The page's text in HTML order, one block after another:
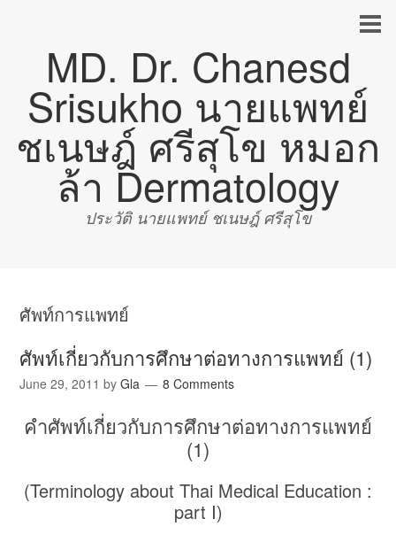
MD. Dr. Chanesd
Srisukho นายแพทย์
ชเนษฎ์ ศรีสุโข หมอก
ล้า Dermatology
ประวัติ นายแพทย์ ชเนษฎ์ ศรีสุโข
ศัพท์การแพทย์
ศัพท์เกี่ยวกับการศึกษาต่อทางการแพทย์ (1)
June 29, 2011 byGla 8 Comments
คำศัพท์เกี่ยวกับการศึกษาต่อทางการแพทย์
(1)
(Terminology about Thai Medical Education :
part I)